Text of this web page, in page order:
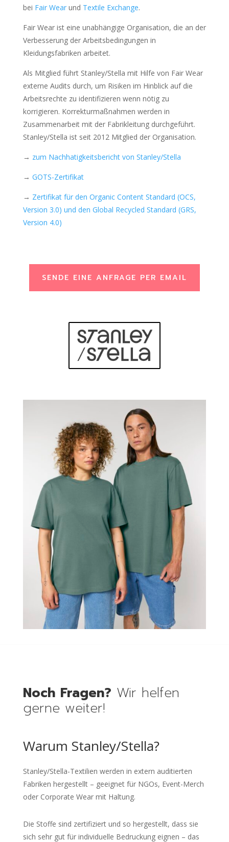
bei Fair Wearund Textile Exchange.
Fair Wear ist eine unabhängige Organisation, die an der
Verbesserung der Arbeitsbedingungen in
Kleidungsfabriken arbeitet.
Als Mitglied führt Stanley/Stella mit Hilfe von Fair Wear
externe Audits durch, um Risiken im Hinblick auf die
Arbeitsrechte zu identifizieren wenn nötig zu
korrigieren. Korrekturmaßnahmen werden in
Zusammenarbeit mit der Fabrikleitung durchgeführt.
Stanley/Stella ist seit 2012 Mitglied der Organisation.
→ zum Nachhatigkeitsbericht von Stanley/Stella
→ GOTS-Zertifikat
→ Zertifikat für den Organic Content Standard (OCS,
Version 3.0) und den Global Recycled Standard (GRS,
Version 4.0)
SENDE EINE ANFRAGE PER EMAIL
Noch Fragen? Wir helfen
gerne weiter!
Warum Stanley/Stella?
Stanley/Stella-Textilien werden in extern auditierten
Fabriken hergestellt – geeignet für NGOs, Event-Merch
oder Corporate Wear mit Haltung.
Die Stoffe sind zertifiziert und so hergestellt, dass sie
sich sehr gut für individuelle Bedruckung eignen – das